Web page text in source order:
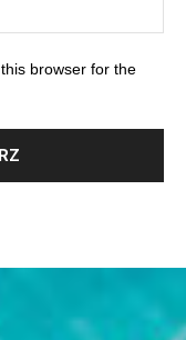
browser for the